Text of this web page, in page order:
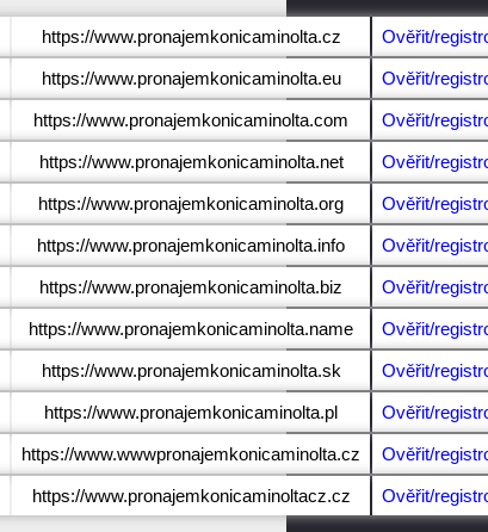
https://www.pronajemkonicaminolta.cz Ověřit/
https://www.pronajemkonicaminolta.eu Ověřit/
https://www.pronajemkonicaminolta.com Ověřit/
https://www.pronajemkonicaminolta.net Ověřit/
https://www.pronajemkonicaminolta.org Ověřit/
https://www.pronajemkonicaminolta.info Ověřit/
https://www.pronajemkonicaminolta.biz Ověřit/
https://www.pronajemkonicaminolta.name Ověřit/
https://www.pronajemkonicaminolta.sk Ověřit/
https://www.pronajemkonicaminolta.pl Ověřit/
https://www.wwwpronajemkonicaminolta.cz Ověřit/
https://www.pronajemkonicaminoltacz.cz Ověřit/